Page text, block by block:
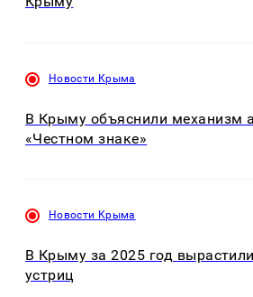
Новости Крыма
В Крыму объяснили механизм
«Честном знаке»
Новости Крыма
В Крыму за 2025 год
устриц